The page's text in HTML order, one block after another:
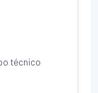
técnico